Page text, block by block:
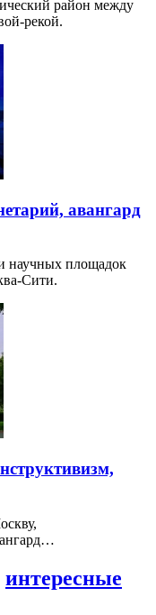
район между
рекой.
авангард
научных площадок
Сити.
интересные